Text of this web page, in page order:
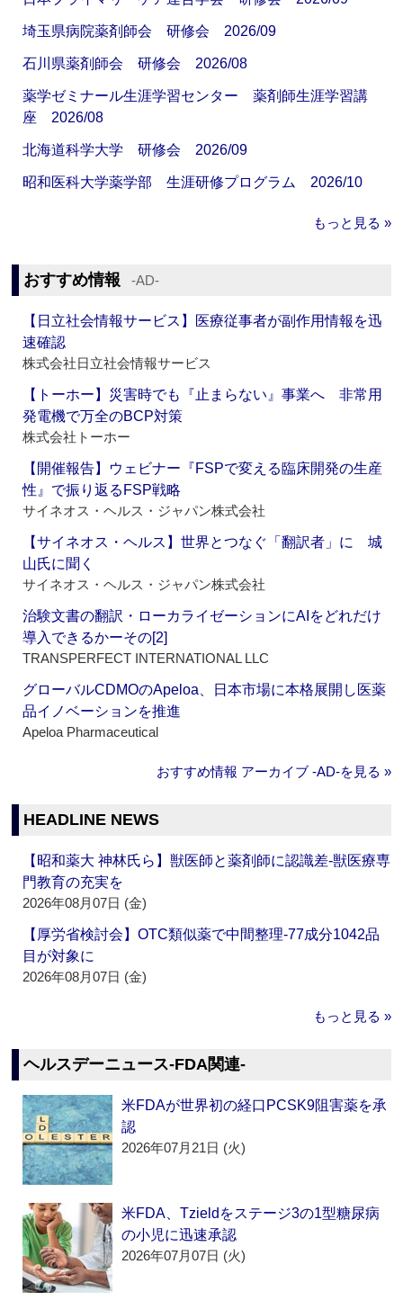
埼玉県病院薬剤師会 研修会 2026/09
石川県薬剤師会 研修会 2026/08
薬学ゼミナール生涯学習センター 薬剤師生涯学習講
座 2026/08
北海道科学大学 研修会 2026/09
昭和医科大学薬学部 生涯研修プログラム 2026/10
もっと見る »
おすすめ情報 ‐AD‐
【日立社会情報サービス】医療従事者が副作用情報を迅
速確認
株式会社日立社会情報サービス
【トーホー】災害時でも『止まらない』事業へ 非常用
発電機で万全のBCP対策
株式会社トーホー
【開催報告】ウェビナー『FSPで変える臨床開発の生産
性』で振り返るFSP戦略
サイネオス・ヘルス・ジャパン株式会社
【サイネオス・ヘルス】世界とつなぐ「翻訳者」に 城
山氏に聞く
サイネオス・ヘルス・ジャパン株式会社
治験文書の翻訳・ローカライゼーションにAIをどれだけ
導入できるかーその[2]
TRANSPERFECT INTERNATIONAL LLC
グローバルCDMOのApeloa、日本市場に本格展開し医薬
品イノベーションを推進
Apeloa Pharmaceutical
おすすめ情報 アーカイブ ‐AD‐を見る »
HEADLINE NEWS
【昭和薬大 神林氏ら】獣医師と薬剤師に認識差‐獣医療専
門教育の充実を
2026年08月07日 (金)
【厚労省検討会】OTC類似薬で中間整理‐77成分1042品
目が対象に
2026年08月07日 (金)
もっと見る »
ヘルスデーニュース‐FDA関連‐
米FDAが世界初の経口PCSK9阻害薬を承
認
2026年07月21日 (火)
米FDA、Tzieldをステージ3の1型糖尿病
の小児に迅速承認
2026年07月07日 (火)